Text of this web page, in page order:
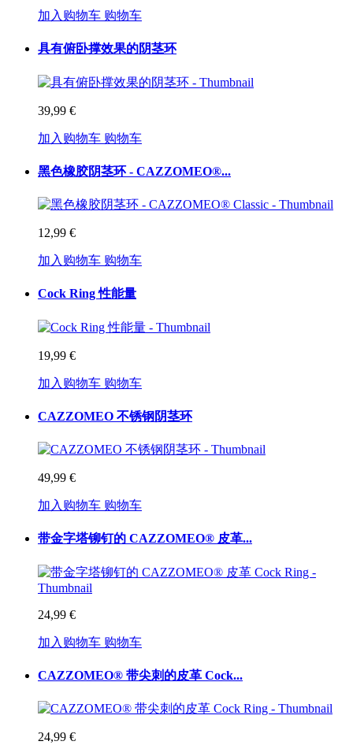
加入购物车 购物车
具有俯卧撑效果的阴茎环
39,99 €
加入购物车 购物车
黑色橡胶阴茎环 - CAZZOMEO®...
12,99 €
加入购物车 购物车
Cock Ring 性能量
19,99 €
加入购物车 购物车
CAZZOMEO 不锈钢阴茎环
49,99 €
加入购物车 购物车
带金字塔铆钉的 CAZZOMEO® 皮革...
24,99 €
加入购物车 购物车
CAZZOMEO® 带尖刺的皮革 Cock...
24,99 €